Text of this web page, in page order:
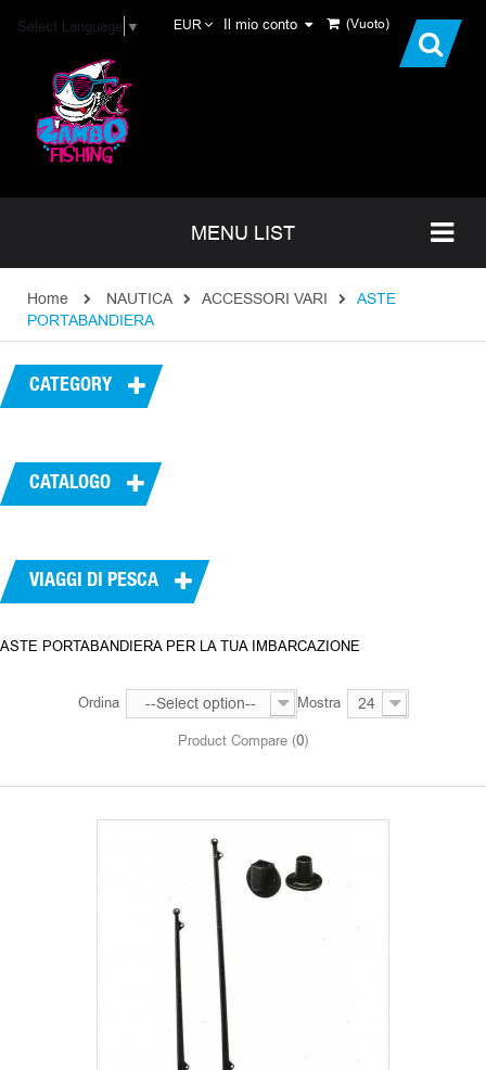
(Vuoto)
Il mio conto
EUR
Select Language ▼
MENU LIST
Home NAUTICA ACCESSORI VARI
ASTE
PORTABANDIERA
CATEGORY
CATALOGO
VIAGGI DI PESCA
ASTE PORTABANDIERA PER LA TUA IMBARCAZIONE
Ordina --Select option--
Product Compare (0)
Mostra 24